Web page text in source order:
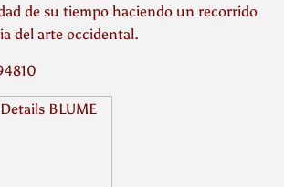
de su tiempo haciendo un recorrido
del arte occidental.